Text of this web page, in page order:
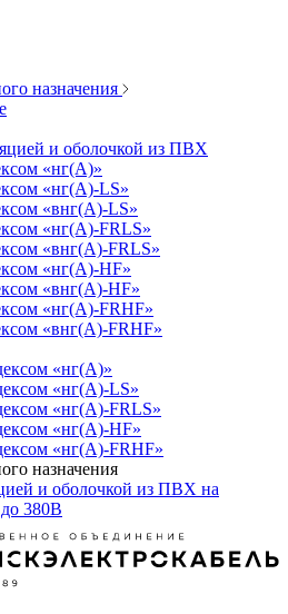
назначения
и оболочкой из ПВХ
«нг(А)»
«нг(А)-LS»
«внг(А)-LS»
«нг(А)-FRLS»
«внг(А)-FRLS»
«нг(А)-HF»
«внг(А)-HF»
«нг(А)-FRHF»
«внг(А)-FRHF»
«нг(А)»
«нг(А)-LS»
«нг(А)-FRLS»
«нг(А)-HF»
«нг(А)-FRHF»
назначения
и оболочкой из ПВХ на
380В